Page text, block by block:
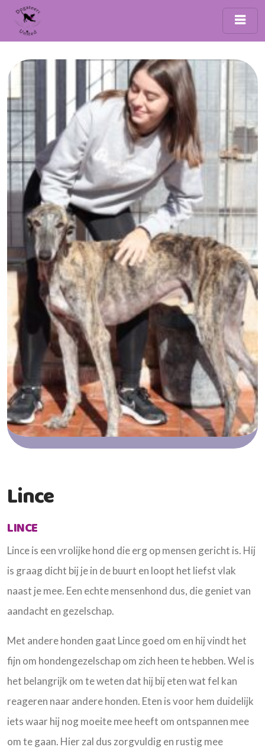
Lince
LINCE
Lince is een vrolijke hond die erg op mensen gericht is. Hij
is graag dicht bij je in de buurt en loopt het liefst vlak
naast je mee. Een echte mensenhond dus, die geniet van
aandacht en gezelschap.
Met andere honden gaat Lince goed om en hij vindt het
fijn om hondengezelschap om zich heen te hebben. Wel is
het belangrijk om te weten dat hij bij eten wat fel kan
reageren naar andere honden. Eten is voor hem duidelijk
iets waar hij nog moeite mee heeft om ontspannen mee
om te gaan. Hier zal dus zorgvuldig en rustig mee